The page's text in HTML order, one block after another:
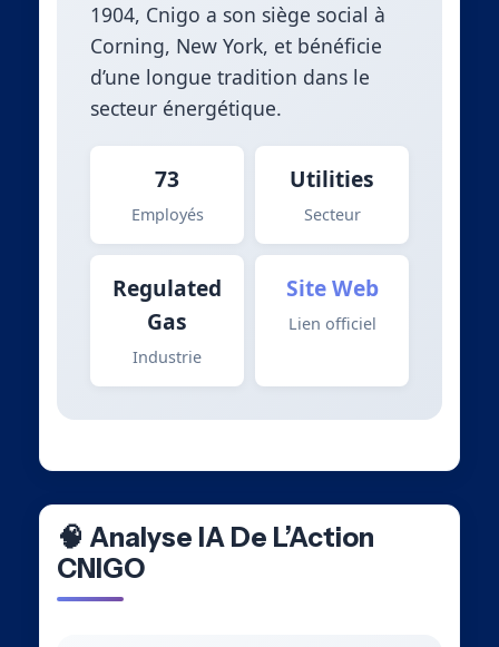
1904, Cnigo a son siège social à
Corning, New York, et bénéficie
d’une longue tradition dans le
secteur énergétique.
73
Employés
Utilities
Secteur
Regulated
Gas
Industrie
Site Web
Lien officiel
🧠 Analyse IA De L’Action
CNIGO